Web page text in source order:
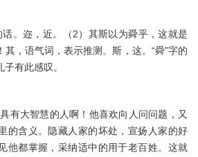
话。迩，近。（2）其斯以为舜乎，这就是
，语气词，表示推测。斯，这。“舜”字的
有此感叹。
有大智慧的人啊！他喜欢向人问问题，又
的含义。隐藏人家的坏处，宣扬人家的好
他都掌握，采纳适中的用于老百姓。这就